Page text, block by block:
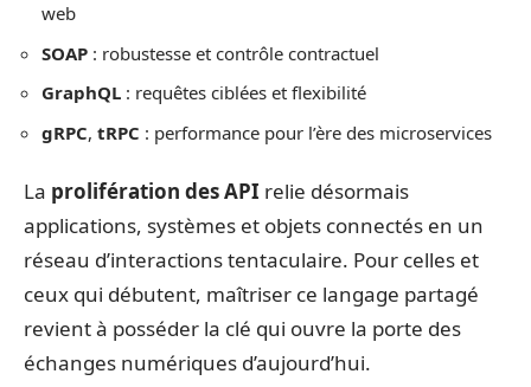
web
SOAP : robustesse et contrôle contractuel
GraphQL : requêtes ciblées et flexibilité
gRPC, tRPC : performance pour l’ère des microservices
La prolifération des API relie désormais
applications, systèmes et objets connectés en un
réseau d’interactions tentaculaire. Pour celles et
ceux qui débutent, maîtriser ce langage partagé
revient à posséder la clé qui ouvre la porte des
échanges numériques d’aujourd’hui.